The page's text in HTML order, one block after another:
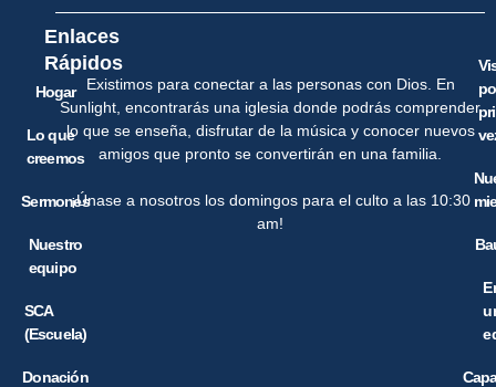
Enlaces
Rápidos
Hogar
Lo que
creemos
Sermones
Nuestro
equipo
SCA
(Escuela)
Donación
Existimos para conectar a las personas con Dios. En
Sunlight, encontrarás una iglesia donde podrás comprender
lo que se enseña, disfrutar de la música y conocer nuevos
amigos que pronto se convertirán en una familia.
¡Únase a nosotros los domingos para el culto a las 10:30
am!